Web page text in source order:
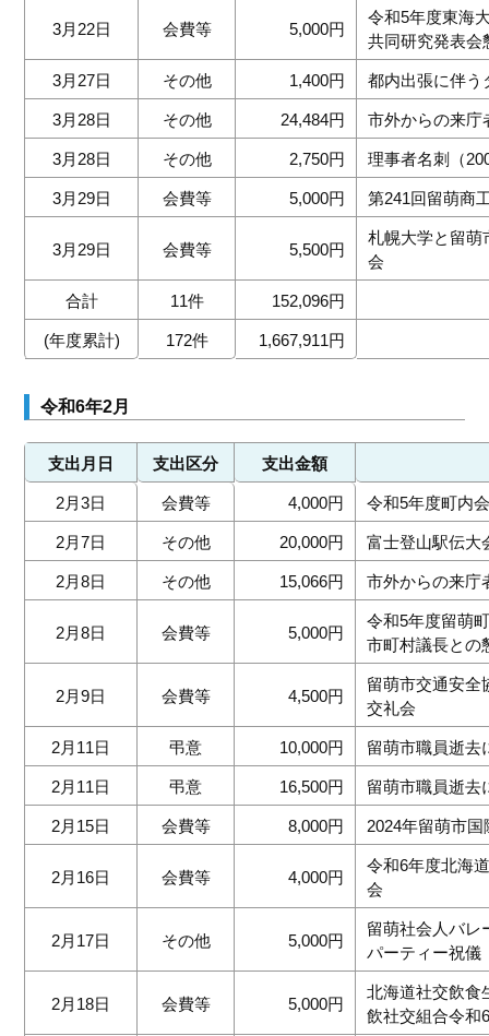
3月22日 会費等 5,000円
令和5年度東海
共同研究発表会
3月27日 その他 1,400円 都内出張に伴う
3月28日 その他 24,484円 市外からの来庁
3月28日 その他 2,750円 理事者名刺（
3月29日 会費等 5,000円 第241回留萌商
3月29日 会費等 5,500円
札幌大学と留萌
会
合計 11件 152,096円
(年度累計) 172件 1,667,911円
令和6年2月
支出月日 支出区分 支出金額
2月3日 会費等 4,000円 令和5年度町内
2月7日 その他 20,000円 富士登山駅伝大
2月8日 その他 15,066円 市外からの来庁
2月8日 会費等 5,000円
令和5年度留萌
市町村議長との
2月9日 会費等 4,500円
留萌市交通安全
交礼会
2月11日 弔意 10,000円 留萌市職員逝去
2月11日 弔意 16,500円 留萌市職員逝去
2月15日 会費等 8,000円 2024年留萌市
2月16日 会費等 4,000円
令和6年度北海
会
2月17日 その他 5,000円
留萌社会人バレ
パーティー祝儀
2月18日 会費等 5,000円
北海道社交飲食
飲社交組合令和